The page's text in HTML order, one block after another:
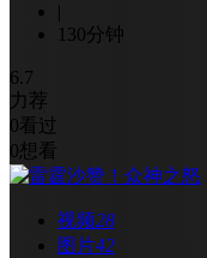
|
130分钟
6.7
力荐
0看过
0想看
视频28
图片42